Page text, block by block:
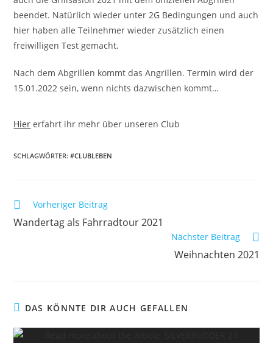
beendet. Natürlich wieder unter 2G Bedingungen und auch
hier haben alle Teilnehmer wieder zusätzlich einen
freiwilligen Test gemacht.
Nach dem Abgrillen kommt das Angrillen. Termin wird der
15.01.2022 sein, wenn nichts dazwischen kommt…
Hier erfahrt ihr mehr über unseren Club
SCHLAGWÖRTER:#CLUBLEBEN
Weitere
ansehen
Vorheriger Beitrag
Wandertag als Fahrradtour 2021
Nächster Beitrag
Weihnachten 2021
DAS KÖNNTE DIR AUCH GEFALLEN